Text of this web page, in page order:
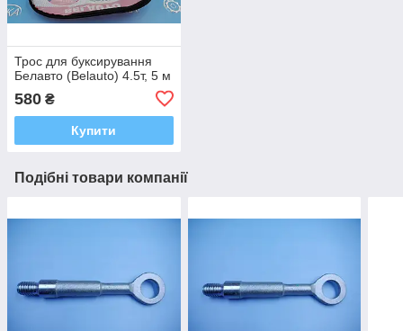
Трос для буксирування
Белавто (Belauto) 4.5т, 5 м
580 ₴
Купити
Подібні товари компанії